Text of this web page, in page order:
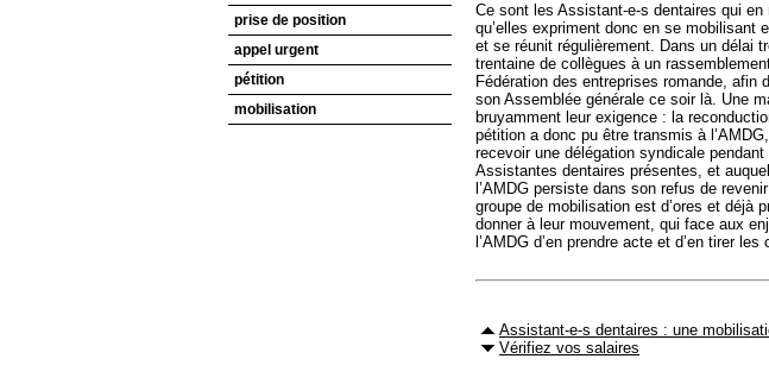
Ce sont les Assistant-e-s dentaires qui
qu’elles expriment donc en se mobilisant
et se réunit régulièrement. Dans un délai
trentaine de collègues à un
Fédération des entreprises romande, afin
son Assemblée générale ce soir là. Une
bruyamment leur exigence : la
pétition a donc pu être transmis à
recevoir une délégation syndicale
Assistantes dentaires présentes, et
l’AMDG persiste dans son refus de
groupe de mobilisation est d’ores et déjà
donner à leur mouvement, qui face aux
l’AMDG d’en prendre acte et d’en tirer
Assistant-e-s dentaires : une
Vérifiez vos salaires
prise de position
appel urgent
pétition
mobilisation